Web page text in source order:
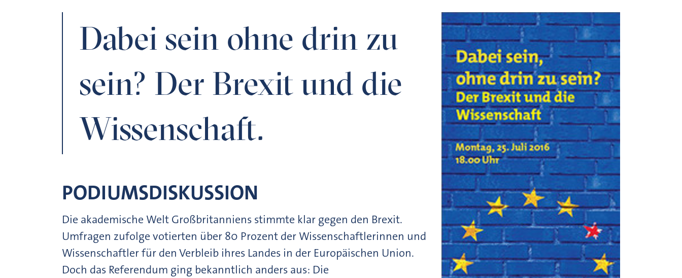
Dabei sein ohne drin zu
sein? Der Brexit und die
Wissenschaft.
PODIUMSDISKUSSION
Die akademische Welt Großbritanniens stimmte klar gegen den Brexit.
Umfragen zufolge votierten über 80 Prozent der Wissenschaftlerinnen und
Wissenschaftler für den Verbleib ihres Landes in der Europäischen Union.
Doch das Referendum ging bekanntlich anders aus: Die